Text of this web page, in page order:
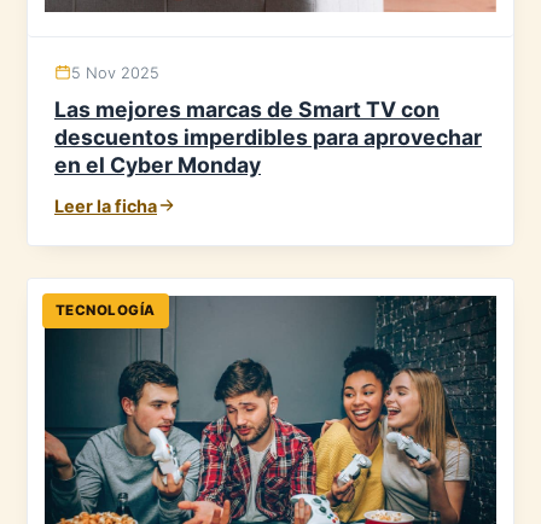
5 Nov 2025
Las mejores marcas de Smart TV con
descuentos imperdibles para aprovechar
en el Cyber Monday
Leer la ficha
TECNOLOGÍA